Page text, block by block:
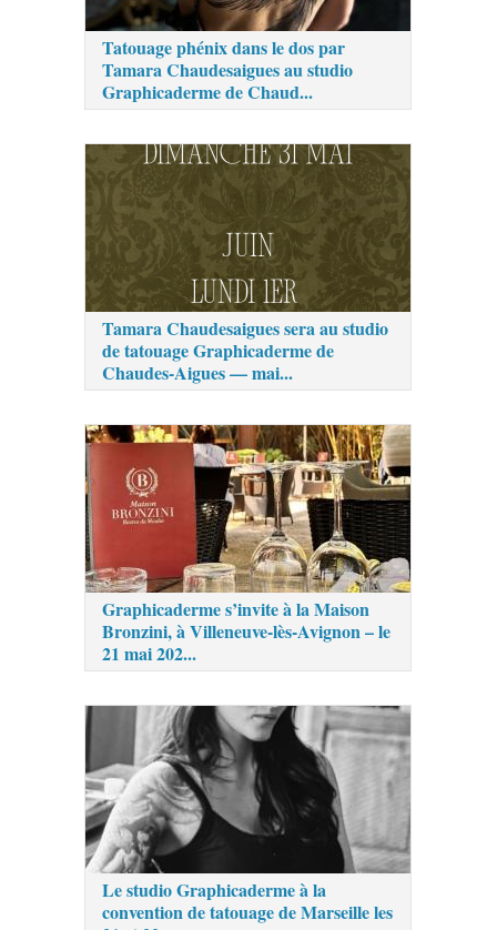
Tatouage phénix dans le dos par
Tamara Chaudesaigues au studio
Graphicaderme de Chaud...
Tamara Chaudesaigues sera au studio
de tatouage Graphicaderme de
Chaudes-Aigues — mai...
Graphicaderme s’invite à la Maison
Bronzini, à Villeneuve-lès-Avignon – le
21 mai 202...
Le studio Graphicaderme à la
convention de tatouage de Marseille les